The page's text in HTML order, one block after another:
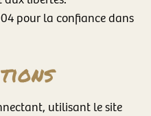
pour la confiance dans
utilisant le site